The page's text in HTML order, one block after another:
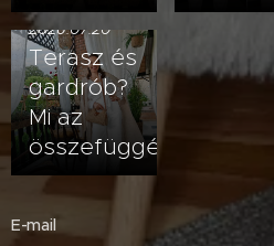
2026.07.20
Terasz és
gardrób?
Mi az
összefüggés?
E-mail